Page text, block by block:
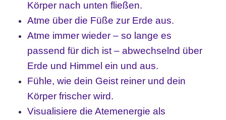
Körper nach unten fließen.
Atme über die Füße zur Erde aus.
Atme immer wieder – so lange es
passend für dich ist – abwechselnd über
Erde und Himmel ein und aus.
Fühle, wie dein Geist reiner und dein
Körper frischer wird.
Visualisiere die Atemenergie als